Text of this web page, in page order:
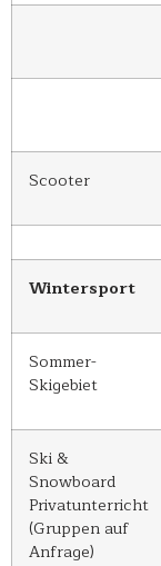
Scooter
Wintersport
Sommer-
Skigebiet
Ski &
Snowboard
Privatunterricht
(Gruppen auf
Anfrage)